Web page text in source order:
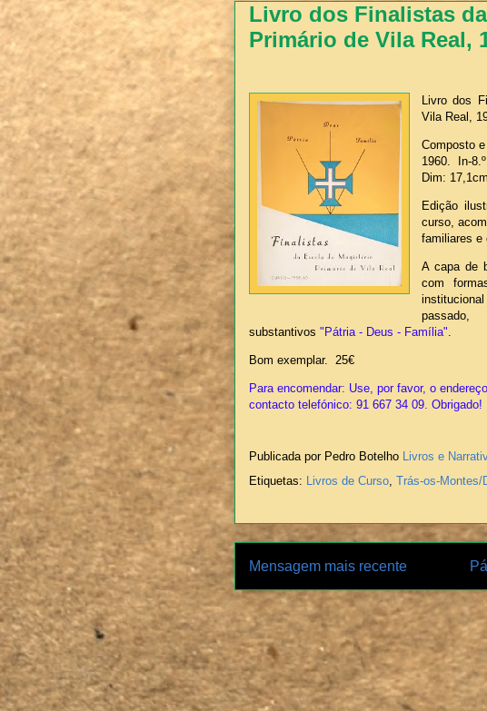
Livro dos Finalistas
Primário de Vila Real,
Livro dos
Vila Real,
Composto
1960. In-
Dim:
Edição
curso,
familiares e
A capa de
com
passado,
substantivos "Pátria - Deus - Família"
Bom exemplar. 25€
Para encomendar: Use, por favor, o
contacto telefónico: 91 667 34 09. Obrigado!
Publicada por Pedro Botelho Livros e
Etiquetas: Livros de Curso Trás-os-Montes/
Mensagem mais recente